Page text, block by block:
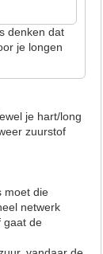
denken dat
je longen
je hart/long
zuurstof
moet die
netwerk
gaat de